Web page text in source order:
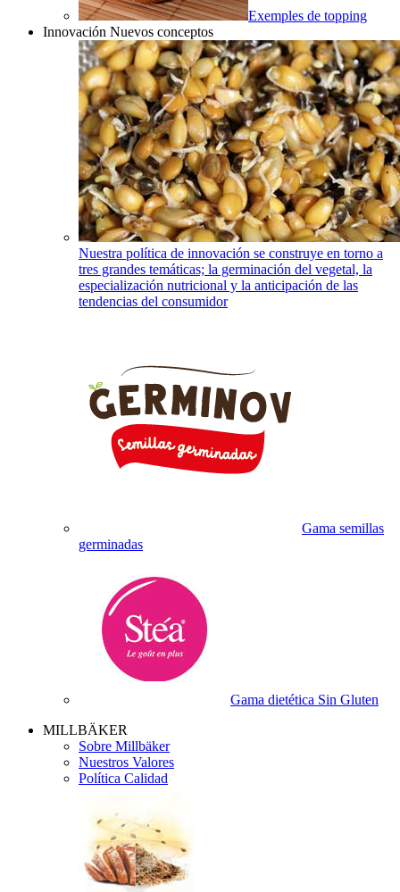
Exemples de topping
Innovación Nuevos conceptos
Nuestra política de innovación se construye en torno a
tres grandes temáticas; la germinación del vegetal, la
especialización nutricional y la anticipación de las
tendencias del consumidor
Gama semillas
germinadas
Gama dietética Sin Gluten
MILLBÄKER
Sobre Millbäker
Nuestros Valores
Política Calidad